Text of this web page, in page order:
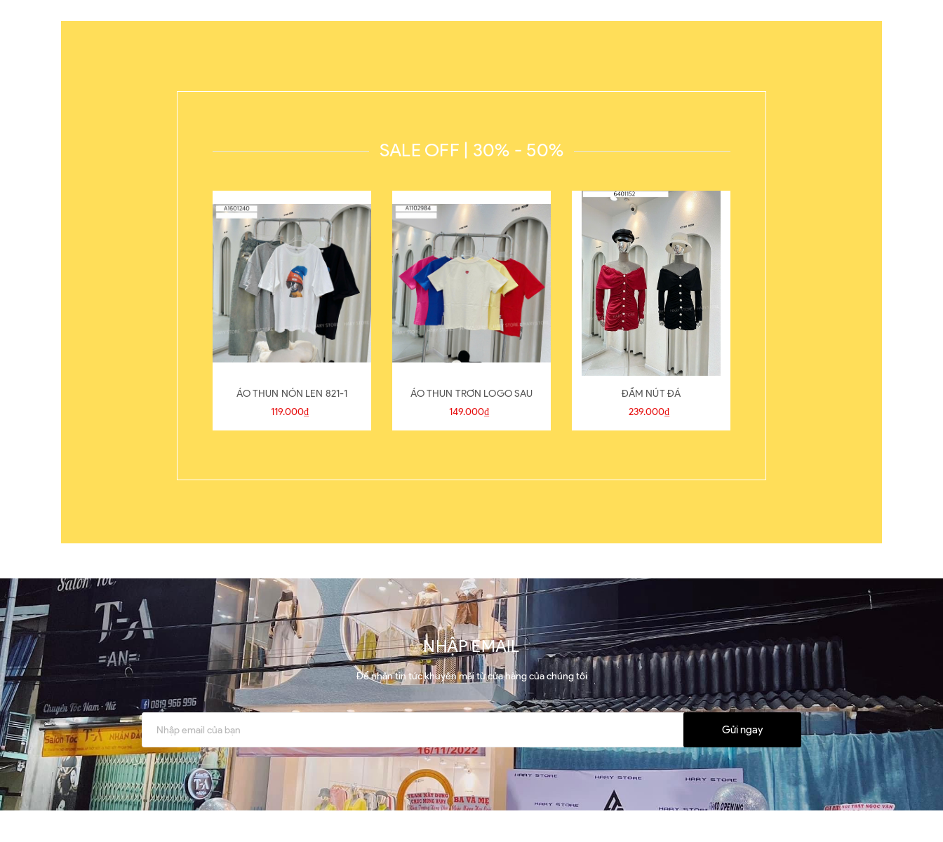
SALE OFF | 30% - 50%
ÁO THUN NÓN LEN 821-1
119.000₫
ÁO THUN TRƠN LOGO SAU
149.000₫
ĐẦM NÚT ĐÁ
239.000₫
NHẬP EMAIL
Để nhận tin tức khuyến mãi từ cửa hàng của chúng tôi
Gửi ngay